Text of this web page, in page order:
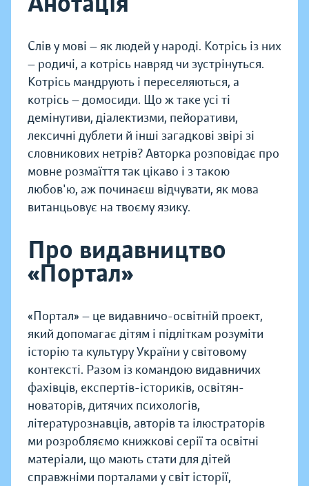
Слів у мові — як людей у народі. Котрісь із них
— родичі, а котрісь навряд чи зустрінуться.
Котрісь мандрують і переселяються, а
котрісь — домосиди. Що ж таке усі ті
демінутиви, діалектизми, пейоративи,
лексичні дублети й інші загадкові звірі зі
словникових нетрів? Авторка розповідає про
мовне розмаїття так цікаво і з такою
любов'ю, аж починаєш відчувати, як мова
витанцьовує на твоєму язику.
Про видавництво
«Портал»
«Портал» — це видавничо-освітній проект,
який допомагає дітям і підліткам розуміти
історію та культуру України у світовому
контексті. Разом із командою видавничих
фахівців, експертів-істориків, освітян-
новаторів, дитячих психологів,
літературознавців, авторів та ілюстраторів
ми розробляємо книжкові серії та освітні
матеріали, що мають стати для дітей
справжніми порталами у світ історії,